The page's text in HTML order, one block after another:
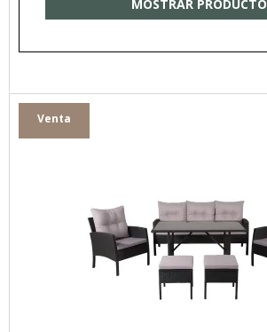
MOSTRAR PRODUCTO
Venta